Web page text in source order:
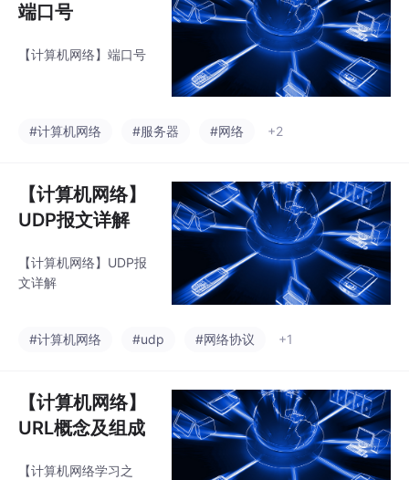
端口号
【计算机网络】端口号
#计算机网络 #服务器 #网络 +2
【计算机网络】
UDP报文详解
【计算机网络】UDP报
文详解
#计算机网络 #udp #网络协议 +1
【计算机网络】
URL概念及组成
【计算机网络学习之